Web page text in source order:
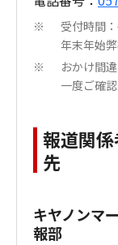
※
受付時間
年末年始
※
おかけ間
一度ご確
報道関
先
キヤノンマ
報部